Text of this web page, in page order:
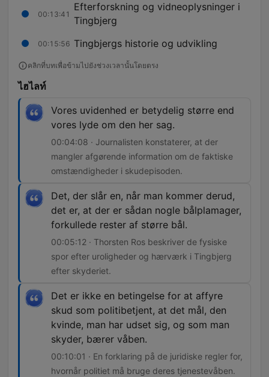
00:13:41
Efterforskning og vidneoplysninger i
Tingbjerg
00:15:56 Tingbjergs historie og udvikling
คลิกที่บทเพื่อข้ามไปยังช่วงเวลานั้นโดยตรง
ไฮไลท์
Vores uvidenhed er betydelig større end
vores lyde om den her sag.
00:04:08 · Journalisten konstaterer, at der
mangler afgørende information om de faktiske
omstændigheder i skudepisoden.
Det, der slår en, når man kommer derud,
det er, at der er sådan nogle bålplamager,
forkullede rester af større bål.
00:05:12 · Thorsten Ros beskriver de fysiske
spor efter uroligheder og hærværk i Tingbjerg
efter skyderiet.
Det er ikke en betingelse for at affyre
skud som politibetjent, at det mål, den
kvinde, man har udset sig, og som man
skyder, bærer våben.
00:10:01 · En forklaring på de juridiske regler for,
hvornår politiet må bruge deres tjenestevåben.